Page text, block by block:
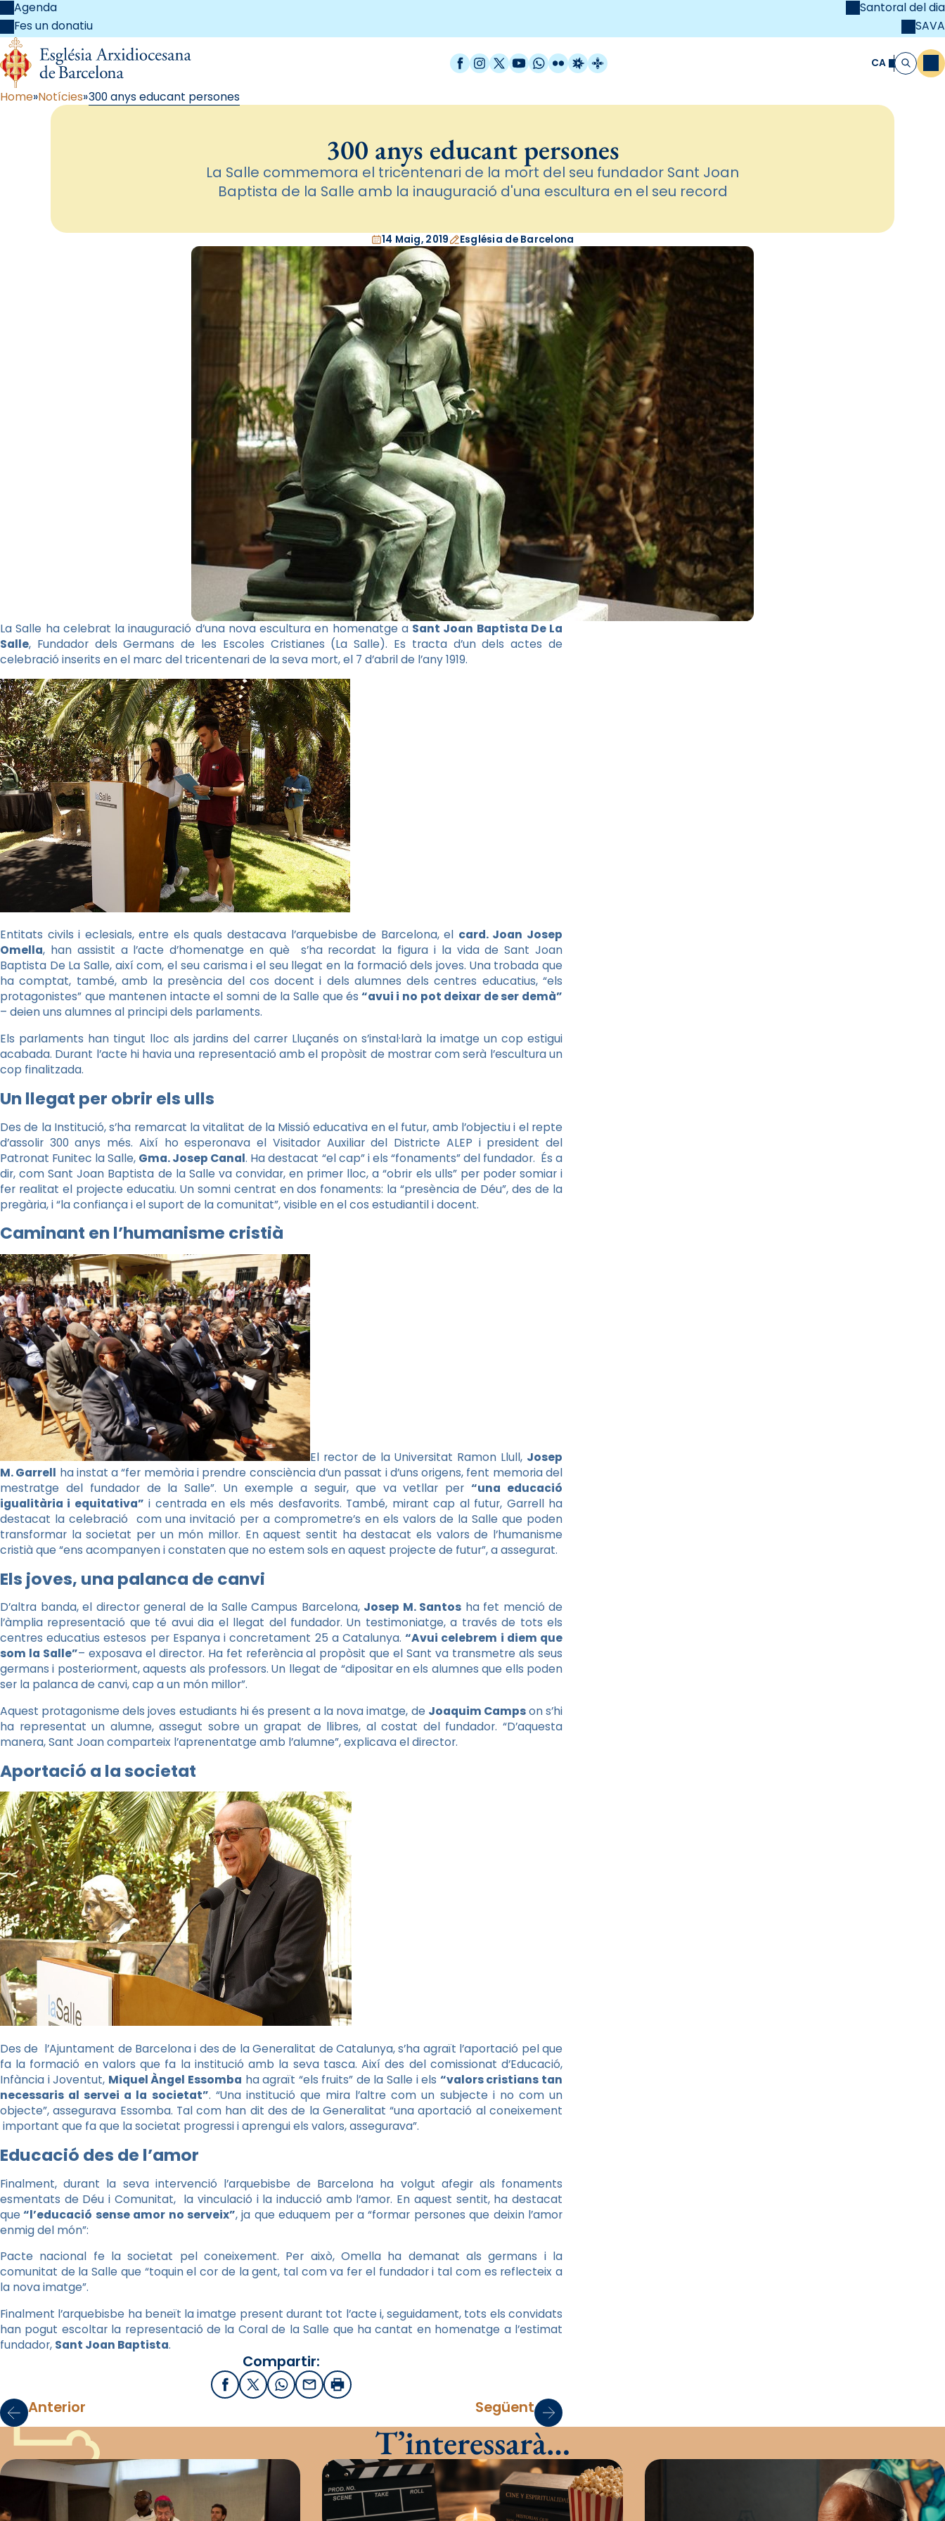
Agenda
Fes un donatiu
Santoral del dia
SAVA
Facebook
Instagram
X / Twitter
YouTube
WhatsApp
FlickrRadio Estel
Catalunya Cristiana CA Cerca
Home Notícies 300 anys educant persones
300 anys educant persones
La Salle commemora el tricentenari de la mort del seu fundador Sant Joan
Baptista de la Salle amb la inauguració d'una escultura en el seu record
14 Maig, 2019 Església de Barcelona
La Salle ha celebrat la inauguració d’una nova escultura en homenatge a Sant Joan Baptista De La
Salle, Fundador dels Germans de les Escoles Cristianes (La Salle). Es tracta d’un dels actes de
celebració inserits en el marc del tricentenari de la seva mort, el 7 d’abril de l’any 1919.
Entitats civils i eclesials, entre els quals destacava l’arquebisbe de Barcelona, el card. Joan Josep
Omella, han assistit a l’acte d’homenatge en què s’ha recordat la figura i la vida de Sant Joan
Baptista De La Salle, així com, el seu carisma i el seu llegat en la formació dels joves. Una trobada que
ha comptat, també, amb la presència del cos docent i dels alumnes dels centres educatius, “els
protagonistes” que mantenen intacte el somni de la Salle que és “avui i no pot deixar de ser demà”
– deien uns alumnes al principi dels parlaments.
Els parlaments han tingut lloc als jardins del carrer Lluçanés on s’instal·larà la imatge un cop estigui
acabada. Durant l’acte hi havia una representació amb el propòsit de mostrar com serà l’escultura un
cop finalitzada.
Un llegat per obrir els ulls
Des de la Institució, s’ha remarcat la vitalitat de la Missió educativa en el futur, amb l’objectiu i el repte
d’assolir 300 anys més. Així ho esperonava el Visitador Auxiliar del Districte ALEP i president del
Patronat Funitec la Salle, Gma. Josep Canal. Ha destacat “el cap” i els “fonaments” del fundador. És a
dir, com Sant Joan Baptista de la Salle va convidar, en primer lloc, a “obrir els ulls” per poder somiar i
fer realitat el projecte educatiu. Un somni centrat en dos fonaments: la “presència de Déu”, des de la
pregària, i “la confiança i el suport de la comunitat”, visible en el cos estudiantil i docent.
Caminant en l’humanisme cristià
El rector de la Universitat Ramon Llull, Josep
M. Garrell ha instat a “fer memòria i prendre consciència d’un passat i d’uns origens, fent memoria del
mestratge del fundador de la Salle”. Un exemple a seguir, que va vetllar per“una educació
igualitària i equitativa” i centrada en els més desfavorits. També, mirant cap al futur, Garrell ha
destacat la celebració com una invitació per a comprometre’s en els valors de la Salle que poden
transformar la societat per un món millor. En aquest sentit ha destacat els valors de l’humanisme
cristià que “ens acompanyen i constaten que no estem sols en aquest projecte de futur”, a assegurat.
Els joves, una palanca de canvi
D’altra banda, el director general de la Salle Campus Barcelona, Josep M. Santos ha fet menció de
l’àmplia representació que té avui dia el llegat del fundador. Un testimoniatge, a través de tots els
centres educatius estesos per Espanya i concretament 25 a Catalunya.“Avui celebrem i diem que
som la Salle”– exposava el director. Ha fet referència al propòsit que el Sant va transmetre als seus
germans i posteriorment, aquests als professors. Un llegat de “dipositar en els alumnes que ells poden
ser la palanca de canvi, cap a un món millor”.
Aquest protagonisme dels joves estudiants hi és present a la nova imatge, de Joaquim Campson s’hi
ha representat un alumne, assegut sobre un grapat de llibres, al costat del fundador. “D’aquesta
manera, Sant Joan comparteix l’aprenentatge amb l’alumne”, explicava el director.
Aportació a la societat
Des de l’Ajuntament de Barcelona i des de la Generalitat de Catalunya, s’ha agraït l’aportació pel que
fa la formació en valors que fa la institució amb la seva tasca. Així des del comissionat d’Educació,
Infància i Joventut, Miquel Àngel Essomba ha agraït “els fruits” de la Salle i els “valors cristians tan
necessaris al servei a la societat”. “Una institució que mira l’altre com un subjecte i no com un
objecte”, assegurava Essomba. Tal com han dit des de la Generalitat “una aportació al coneixement
important que fa que la societat progressi i aprengui els valors, assegurava”.
Educació des de l’amor
Finalment, durant la seva intervenció l’arquebisbe de Barcelona ha volgut afegir als fonaments
esmentats de Déu i Comunitat, la vinculació i la inducció amb l’amor. En aquest sentit, ha destacat
que “l’educació sense amor no serveix”, ja que eduquem per a “formar persones que deixin l’amor
enmig del món”:
Pacte nacional fe la societat pel coneixement. Per això, Omella ha demanat als germans i la
comunitat de la Salle que “toquin el cor de la gent, tal com va fer el fundador i tal com es reflecteix a
la nova imatge”.
Finalment l’arquebisbe ha beneït la imatge present durant tot l’acte i, seguidament, tots els convidats
han pogut escoltar la representació de la Coral de la Salle que ha cantat en homenatge a l’estimat
fundador, Sant Joan Baptista.
Compartir:
FacebookX / Twitter
WhatsApp
EmailImprimir
Anterior Següent
T’interessarà…